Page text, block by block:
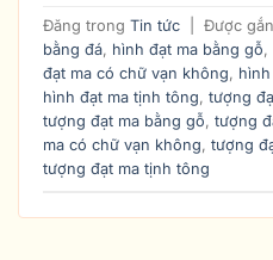
Đăng trong Tin tức Được
bằng đá, hình đạt ma bằng gỗ,
đạt ma có chữ vạn không,
hình đạt ma tịnh tông, tượng
tượng đạt ma bằng gỗ, tượng
ma có chữ vạn không, tượng
tượng đạt ma tịnh tông